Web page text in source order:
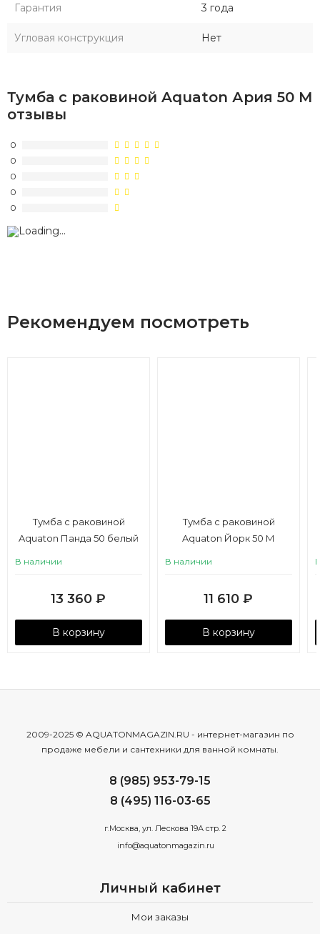
Гарантия 3 года
Угловая конструкция Нет
Тумба с раковиной Aquaton Ария 50 М
отзывы
0
0
0
0
0
Рекомендуем посмотреть
Тумба с раковиной
Aquaton Панда 50 белый
В наличии
13 360 ₽
В корзину
Тумба c раковиной
Aquaton Йорк 50 М
В наличии
11 610 ₽
В корзину
2009-2025 © AQUATONMAGAZIN.RU - интернет-магазин по
продаже мебели и сантехники для ванной комнаты.
8 (985) 953-79-15
8 (495) 116-03-65
г.Москва, ул. Лескова 19А стр. 2
info@aquatonmagazin.ru
Личный кабинет
Мои заказы